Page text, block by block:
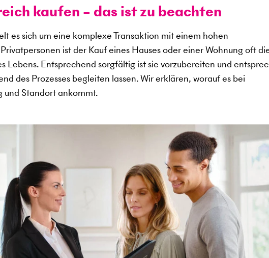
kaufen – das ist zu beachten
es sich um eine komplexe Transaktion mit einem hohen
ist der Kauf eines Hauses oder einer Wohnung oft
Lebens. Entsprechend sorgfältig ist sie vorzubereiten und
des Prozesses begleiten lassen. Wir erklären, worauf es bei
und Standort ankommt.